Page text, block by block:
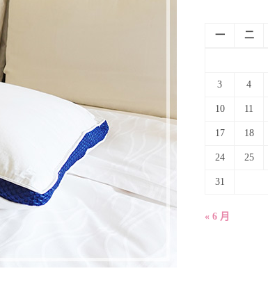
一 二
3 4
10 11
17 18
24 25
31
« 6 月